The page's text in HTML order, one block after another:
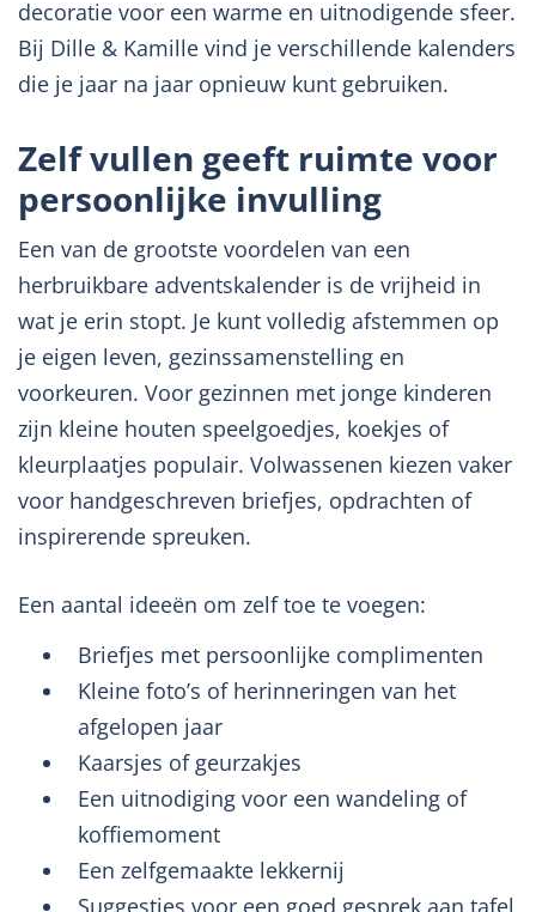
decoratie voor een warme en uitnodigende sfeer.
Bij Dille & Kamille vind je verschillende kalenders
die je jaar na jaar opnieuw kunt gebruiken.
Zelf vullen geeft ruimte voor
persoonlijke invulling
Een van de grootste voordelen van een
herbruikbare adventskalender is de vrijheid in
wat je erin stopt. Je kunt volledig afstemmen op
je eigen leven, gezinssamenstelling en
voorkeuren. Voor gezinnen met jonge kinderen
zijn kleine houten speelgoedjes, koekjes of
kleurplaatjes populair. Volwassenen kiezen vaker
voor handgeschreven briefjes, opdrachten of
inspirerende spreuken.
Een aantal ideeën om zelf toe te voegen:
Briefjes met persoonlijke complimenten
Kleine foto’s of herinneringen van het
afgelopen jaar
Kaarsjes of geurzakjes
Een uitnodiging voor een wandeling of
koffiemoment
Een zelfgemaakte lekkernij